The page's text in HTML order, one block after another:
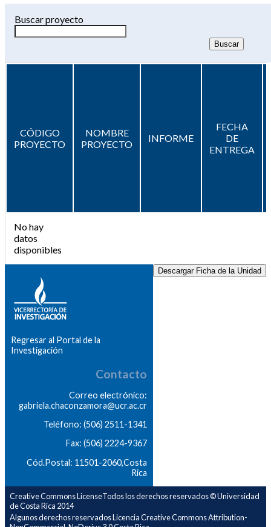
Buscar proyecto
CÓDIGO
PROYECTO
NOMBRE
PROYECTO
INFORME
FECHA
DE
ENTREGA
No hay
datos
disponibles
Descargar Ficha de la Unidad
Regresar al Portal de la
Investigación
Contacto
Correo electrónico:
gabriela.chaconzamora@ucr.ac.cr
Teléfono: (506) 2511-1341
Fax: (506) 2224-9367
Cód.Postal: 11501-2060,Costa
Rica
Creative Commons LicenseTodos los derechos reservados © Universidad
de Costa Rica 2014
Algunos derechos reservados Licencia Creative Commons Attribution-